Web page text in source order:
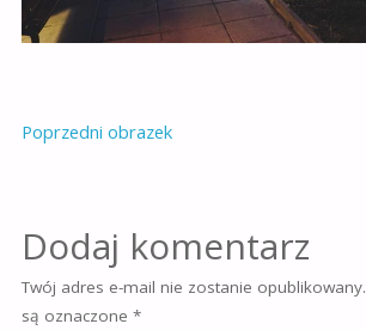
Poprzedni obrazek
Dodaj komentarz
Twój adres e-mail nie zostanie opublikowany.
są oznaczone *